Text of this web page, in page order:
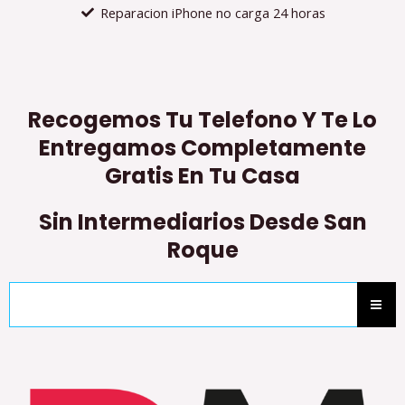
Reparacion iPhone no carga 24 horas
Recogemos Tu Telefono Y Te Lo
Entregamos Completamente
Gratis En Tu Casa
Sin Intermediarios Desde San
Roque